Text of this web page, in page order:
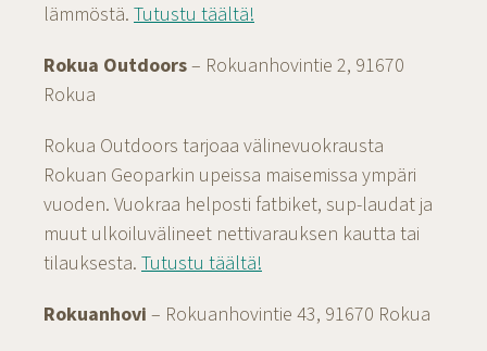
lämmöstä. Tutustu täältä!
Rokua Outdoors– Rokuanhovintie 2, 91670
Rokua
Rokua Outdoors tarjoaa välinevuokrausta
Rokuan Geoparkin upeissa maisemissa ympäri
vuoden. Vuokraa helposti fatbiket, sup-laudat ja
muut ulkoiluvälineet nettivarauksen kautta tai
tilauksesta. Tutustu täältä!
Rokuanhovi – Rokuanhovintie 43, 91670 Rokua